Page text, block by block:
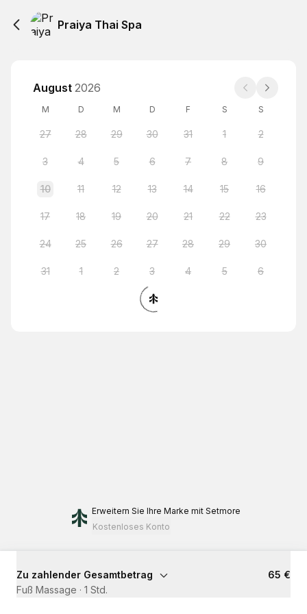
Praiya Thai Spa
August 2026
M D M D F S S
27 28 29 30 31 1 2
3 4 5 6 7 8 9
10 11 12 13 14 15 16
17 18 19 20 21 22 23
24 25 26 27 28 29 30
31 1 2 3 4 5 6
Erweitern Sie Ihre Marke mit Setmore
Kostenloses Konto
Zu zahlender Gesamtbetrag
65 €
Fuß Massage · 1 Std.